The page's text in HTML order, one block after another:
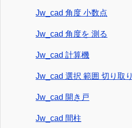
Jw_cad 角度 小数点
Jw_cad 角度を 測る
Jw_cad 計算機
Jw_cad 選択 範囲 切り取り
Jw_cad 開き戸
Jw_cad 間柱